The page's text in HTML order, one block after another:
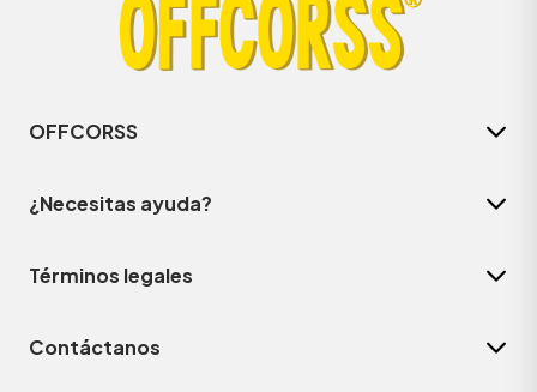
OFFCORSS
¿Necesitas ayuda?
Términos legales
Contáctanos